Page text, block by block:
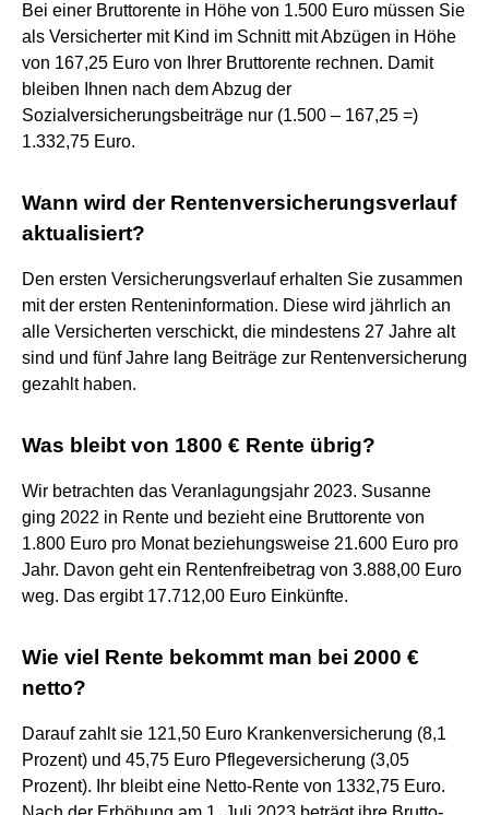
Bei einer Bruttorente in Höhe von 1.500 Euro müssen Sie
als Versicherter mit Kind im Schnitt mit Abzügen in Höhe
von 167,25 Euro von Ihrer Bruttorente rechnen. Damit
bleiben Ihnen nach dem Abzug der
Sozialversicherungsbeiträge nur (1.500 – 167,25 =)
1.332,75 Euro.
Wann wird der Rentenversicherungsverlauf
aktualisiert?
Den ersten Versicherungsverlauf erhalten Sie zusammen
mit der ersten Renteninformation. Diese wird jährlich an
alle Versicherten verschickt, die mindestens 27 Jahre alt
sind und fünf Jahre lang Beiträge zur Rentenversicherung
gezahlt haben.
Was bleibt von 1800 € Rente übrig?
Wir betrachten das Veranlagungsjahr 2023. Susanne
ging 2022 in Rente und bezieht eine Bruttorente von
1.800 Euro pro Monat beziehungsweise 21.600 Euro pro
Jahr. Davon geht ein Rentenfreibetrag von 3.888,00 Euro
weg. Das ergibt 17.712,00 Euro Einkünfte.
Wie viel Rente bekommt man bei 2000 €
netto?
Darauf zahlt sie 121,50 Euro Krankenversicherung (8,1
Prozent) und 45,75 Euro Pflegeversicherung (3,05
Prozent). Ihr bleibt eine Netto-Rente von 1332,75 Euro.